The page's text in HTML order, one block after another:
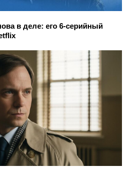
в деле: его 6-серийный